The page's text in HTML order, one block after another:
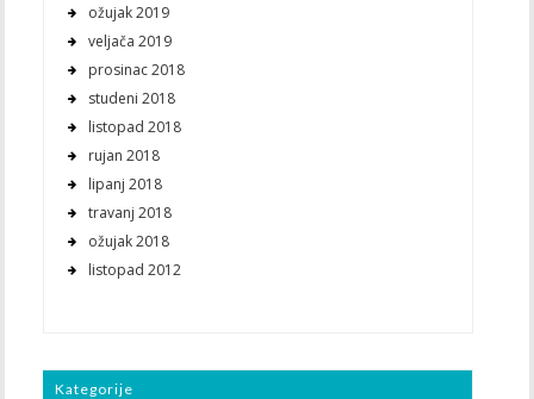
ožujak 2019
veljača 2019
prosinac 2018
studeni 2018
listopad 2018
rujan 2018
lipanj 2018
travanj 2018
ožujak 2018
listopad 2012
Kategorije